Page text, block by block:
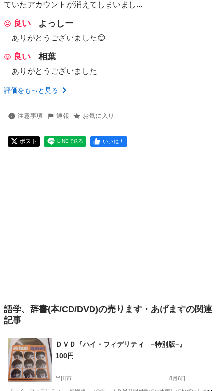
ていたアカウントが消えてしまいまし...
良い よっしー
ありがとうございました😊
良い 相葉
ありがとうございました
評価をもっと見る
注意事項 通報 お気に入り
ポスト LINEで送る いいね！
語学、辞書(本/CD/DVD)の売ります・あげますの関連
記事
ＤＶＤ『ハイ・フィデリティ −特別版−』
100円
半田市 8月6日